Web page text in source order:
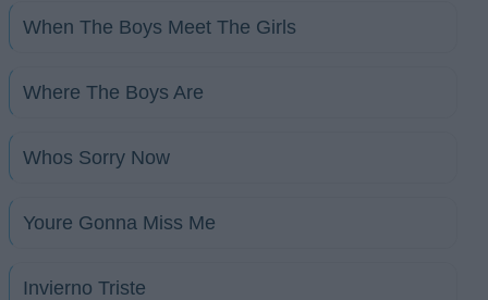
When The Boys Meet The Girls
Where The Boys Are
Whos Sorry Now
Youre Gonna Miss Me
Invierno Triste